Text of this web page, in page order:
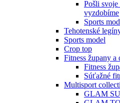
Pošli
vyzdobíme
Sports
Tehotenské
Sports model
Crop top
Fitness župany a
Fitness
Súťažné
Multisport
GLAM